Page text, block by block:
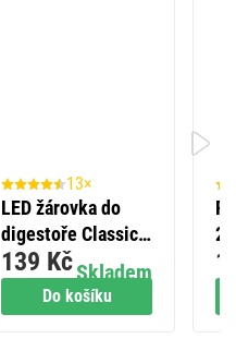
Do košíku
13×
LED žárovka do
digestoře Classic
JC / E14 / 4,5 W
(40 W) / 465 lm /
neutrální bílá
Skladem
139 Kč
2